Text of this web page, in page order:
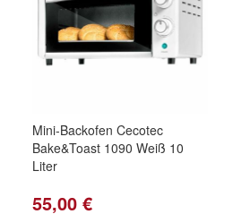
Mini-Backofen Cecotec
Bake&Toast 1090 Weiß 10
Liter
55,00 €